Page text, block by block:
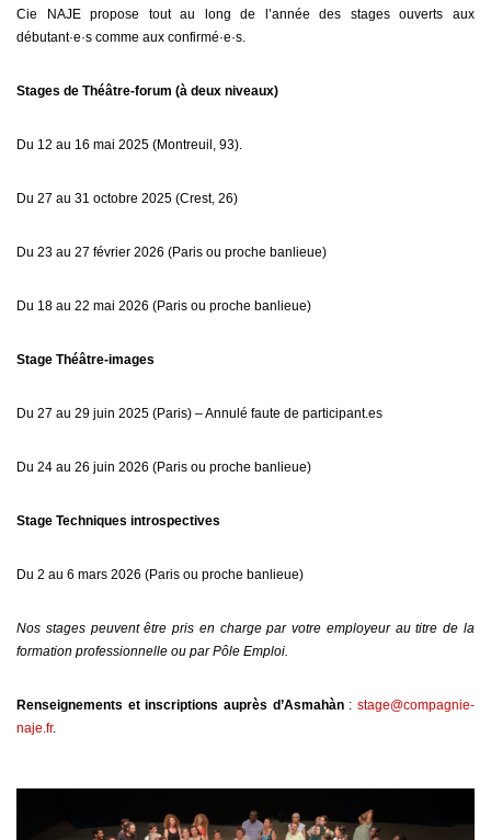
Cie NAJE propose tout au long de l’année des stages ouverts aux
débutant·e·s comme aux confirmé·e·s.
Stages de Théâtre-forum (à deux niveaux)
Du 12 au 16 mai 2025 (Montreuil, 93).
Du 27 au 31 octobre 2025 (Crest, 26)
Du 23 au 27 février 2026 (Paris ou proche banlieue)
Du 18 au 22 mai 2026 (Paris ou proche banlieue)
Stage Théâtre-images
Du 27 au 29 juin 2025 (Paris) – Annulé faute de participant.es
Du 24 au 26 juin 2026 (Paris ou proche banlieue)
Stage Techniques introspectives
Du 2 au 6 mars 2026 (Paris ou proche banlieue)
Nos stages peuvent être pris en charge par votre employeur au titre de la
formation professionnelle ou par Pôle Emploi.
Renseignements et inscriptions auprès d’Asmahàn:stage@compagnie-
naje.fr.